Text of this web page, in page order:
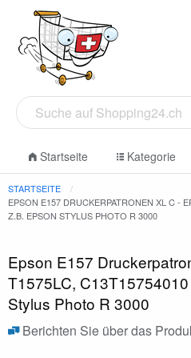
Startseite Kategorie
STARTSEITE
EPSON E157 DRUCKERPATRONEN XL C -
Z.B. EPSON STYLUS PHOTO R 3000
Epson E157
T1575LC,
Stylus Photo R 3000
Berichten Sie über das